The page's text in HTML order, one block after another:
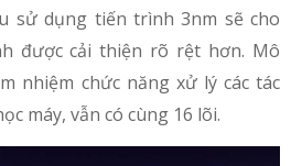
sử dụng tiến trình 3nm sẽ cho
được cải thiện rõ rệt hơn. Mô
nhiệm chức năng xử lý các tác
máy, vẫn có cùng 16 lõi.